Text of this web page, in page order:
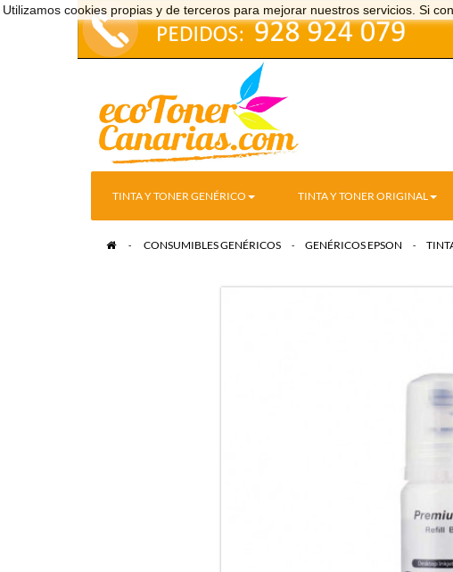
Utilizamos cookies propias y de terceros para mejorar nuestros servicios. Si
TINTA Y TONER GENÉRICO TINTA Y TONER ORIGINAL
> CONSUMIBLES GENÉRICOS > GENÉRICOS EPSON >